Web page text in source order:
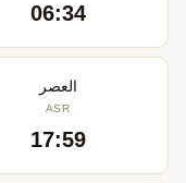
06:34
العصر
ASR
17:59